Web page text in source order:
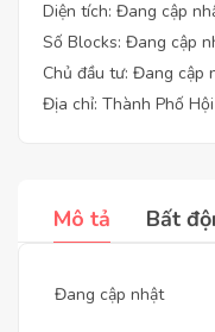
Diện tích: Đang cập
Số Blocks: Đang cập
Chủ đầu tư: Đang cập
Địa chỉ: Thành Phố
Mô tả Bất
Đang cập nhật